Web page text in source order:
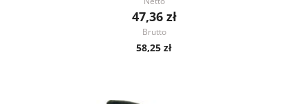
47,36 zł
Brutto
58,25 zł